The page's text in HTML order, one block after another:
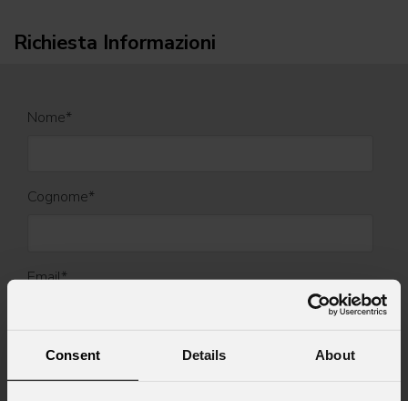
Consent Details About
Richiesta Informazioni
Nome*
Cognome*
Email*
Nome Azienda